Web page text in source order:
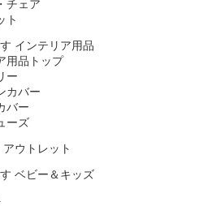
チェア
ト
インテリア用品
用品トップ
ー
カバー
バー
ーズ
アウトレット
ベビー＆キッズ